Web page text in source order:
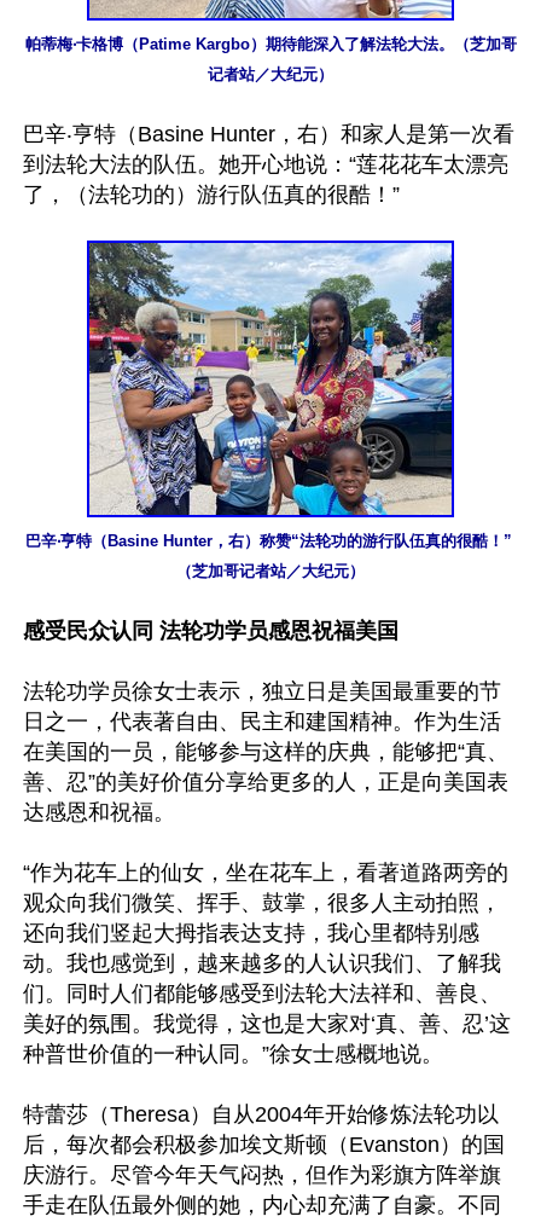
帕蒂梅‧卡格博（Patime Kargbo）期待能深入了解法轮大法。（芝加哥
记者站／大纪元）
巴辛‧亨特（Basine Hunter，右）和家人是第一次看
到法轮大法的队伍。她开心地说：“莲花花车太漂亮
了，（法轮功的）游行队伍真的很酷！”
巴辛‧亨特（Basine Hunter，右）称赞“法轮功的游行队伍真的很酷！”
（芝加哥记者站／大纪元）
感受民众认同 法轮功学员感恩祝福美国
法轮功学员徐女士表示，独立日是美国最重要的节
日之一，代表著自由、民主和建国精神。作为生活
在美国的一员，能够参与这样的庆典，能够把“真、
善、忍”的美好价值分享给更多的人，正是向美国表
达感恩和祝福。
“作为花车上的仙女，坐在花车上，看著道路两旁的
观众向我们微笑、挥手、鼓掌，很多人主动拍照，
还向我们竖起大拇指表达支持，我心里都特别感
动。我也感觉到，越来越多的人认识我们、了解我
们。同时人们都能够感受到法轮大法祥和、善良、
美好的氛围。我觉得，这也是大家对‘真、善、忍’这
种普世价值的一种认同。”徐女士感概地说。
特蕾莎（Theresa）自从2004年开始修炼法轮功以
后，每次都会积极参加埃文斯顿（Evanston）的国
庆游行。尽管今年天气闷热，但作为彩旗方阵举旗
手走在队伍最外侧的她，内心却充满了自豪。不同